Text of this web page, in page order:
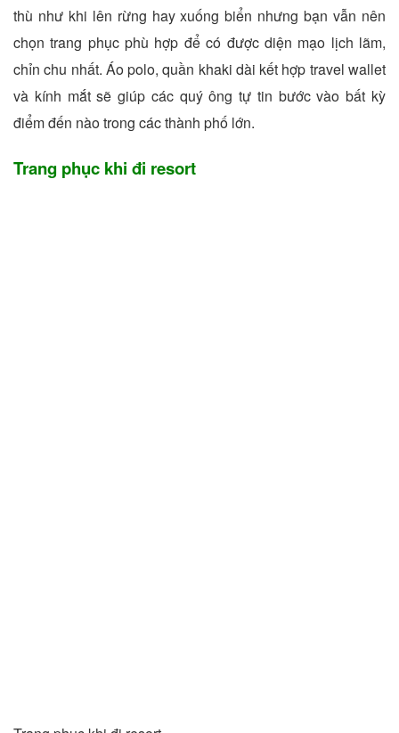
thù như khi lên rừng hay xuống biển nhưng bạn vẫn nên
chọn trang phục phù hợp để có được diện mạo lịch lãm,
chỉn chu nhất. Áo polo, quần khaki dài kết hợp travel wallet
và kính mắt sẽ giúp các quý ông tự tin bước vào bất kỳ
điểm đến nào trong các thành phố lớn.
Trang phục khi đi resort